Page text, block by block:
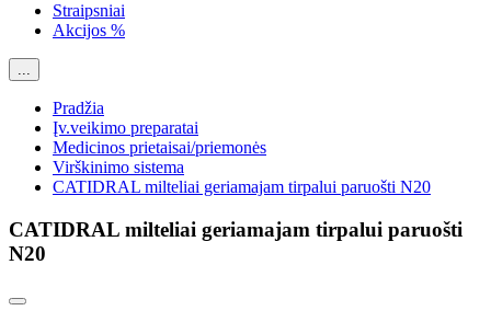
Straipsniai
Akcijos %
...
Pradžia
Įv.veikimo preparatai
Medicinos prietaisai/priemonės
Virškinimo sistema
CATIDRAL milteliai geriamajam tirpalui paruošti N20
CATIDRAL milteliai geriamajam tirpalui paruošti
N20